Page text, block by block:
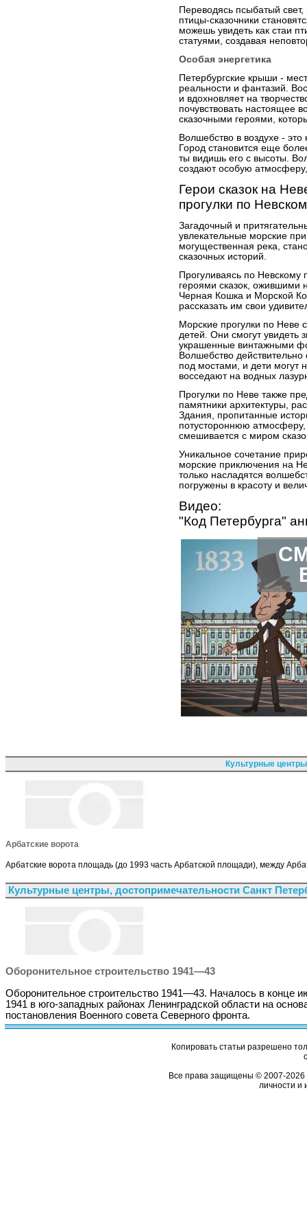
Переводясь псыбатый
птицы-сказочники
можешь увидеть как стаи
статуями, создавая
Особая энергетика
Петербургские крыши -
реальности и фантазий.
и вдохновляет на
почувствовать настоящее
сказочными героями,
Волшебство в воздухе -
Город становится еще
ты видишь его с высоты.
создают особую
Герои сказок на
прогулки по
Загадочный и
увлекательные морские
могущественная река,
сказочных историй.
Прогуливаясь по Невскому
героями сказок, ожившими
Черная Кошка и Морской
рассказать им свои
Морские прогулки по Неве
детей. Они смогут увидеть
украшенные винтажными
Волшебство действительно
под мостами, и дети могут
восседают на водных
Прогулки по Неве также
памятники архитектуры,
Здания, пропитанные
потустороннюю
смешивается с миром
Уникальное сочетание
морские приключения на
только насладятся
погружены в красоту и
Видео:
"Код Петербурга"
Культурные
Арбатские ворота
Арбатские ворота площадь (до 1993 часть Арбатской площади), между
Культурные центры, достопримечательности Санкт
Оборонительное строительство 1941—43
Оборонительное строительство 1941—43. Началось в конце
1941 в юго-западных районах Ленинградской области на
постановления Военного совета Северного фронта.
Копировать статьи разрешено
Все права защищены © 2007-2026
личности и